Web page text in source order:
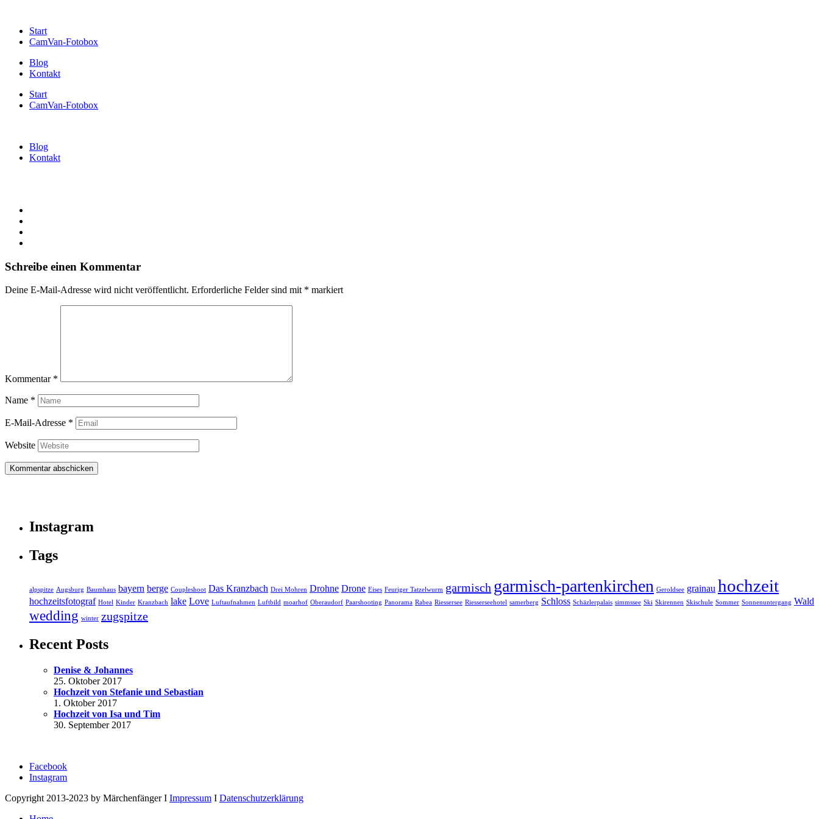
Start
CamVan-Fotobox
Blog
Kontakt
Start
CamVan-Fotobox
Blog
Kontakt
Schreibe einen Kommentar
Deine E-Mail-Adresse wird nicht veröffentlicht. Erforderliche Felder sind mit * markiert
Kommentar *
Name *
E-Mail-Adresse *
Website
Instagram
Tags
alpspitze Augsburg Baumhaus bayern berge Coupleshoot Das Kranzbach Drei Mohren Drohne Drone Eises Feuriger Tatzelwurm garmisch garmisch-partenkirchen Geroldsee grainau hochzeit
hochzeitsfotograf Hotel Kinder Kranzbach lake Love Luftaufnahmen Luftbild moarhof Oberaudorf Paarshooting Panorama Rabea Riessersee Riesserseehotel samerberg Schloss Schäzlerpalais simmssee Ski Skirennen Skischule Sommer Sonnenuntergang Wald
wedding winter zugspitze
Recent Posts
Denise & Johannes
25. Oktober 2017
Hochzeit von Stefanie und Sebastian
1. Oktober 2017
Hochzeit von Isa und Tim
30. September 2017
Facebook
Instagram
Copyright 2013-2023 by Märchenfänger I Impressum I Datenschutzerklärung